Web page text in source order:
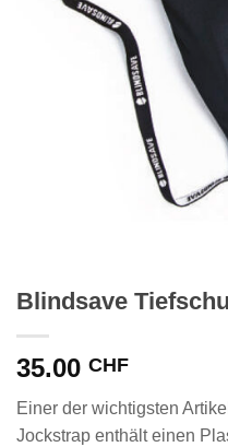
Blindsave
35.00 CHF
Einer der wichtigsten
Jockstrap enthält einen